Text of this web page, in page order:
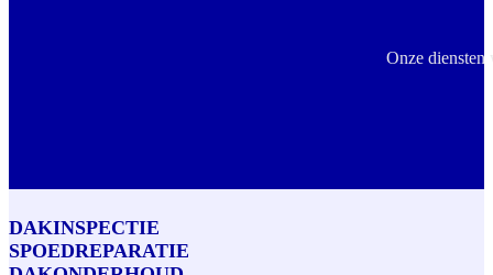
Onze diensten
DAKINSPECTIE
SPOEDREPARATIE